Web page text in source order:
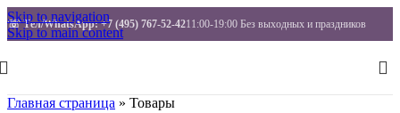
Skip to navigation
Skip to main content
☏ Тел/WhatsApp: +7 (495) 767-52-4211:00-19:00 Без выходных и праздников
Главная страница » Товары